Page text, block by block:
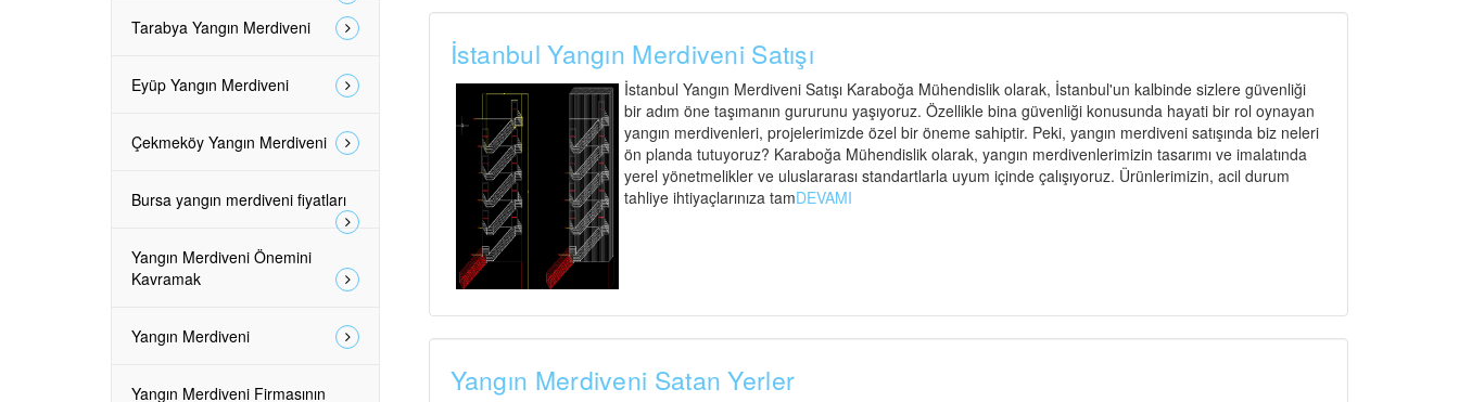
İstanbul Yangın Merdiveni Satışı
İstanbul Yangın Merdiveni Satışı Karaboğa Mühendislik olarak, İstanbul'un kalbinde sizlere güvenliği
bir adım öne taşımanın gururunu yaşıyoruz. Özellikle bina güvenliği konusunda hayati bir rol oynayan
yangın merdivenleri, projelerimizde özel bir öneme sahiptir. Peki, yangın merdiveni satışında biz neleri
ön planda tutuyoruz? Karaboğa Mühendislik olarak, yangın merdivenlerimizin tasarımı ve imalatında
yerel yönetmelikler ve uluslararası standartlarla uyum içinde çalışıyoruz. Ürünlerimizin, acil durum
tahliye ihtiyaçlarınıza tamDEVAMI
Yangın Merdiveni Satan Yerler
Tarabya Yangın Merdiveni
Eyüp Yangın Merdiveni
Çekmeköy Yangın Merdiveni
Bursa yangın merdiveni fiyatları
Yangın Merdiveni Önemini
Kavramak
Yangın Merdiveni
Yangın Merdiveni Firmasının